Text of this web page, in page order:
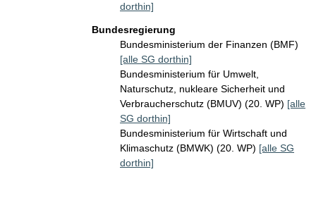
dorthin]
Bundesregierung
Bundesministerium der Finanzen (BMF)
[alle SG dorthin]
Bundesministerium für Umwelt,
Naturschutz, nukleare Sicherheit und
Verbraucherschutz (BMUV) (20. WP) [alle
SG dorthin]
Bundesministerium für Wirtschaft und
Klimaschutz (BMWK) (20. WP) [alle SG
dorthin]